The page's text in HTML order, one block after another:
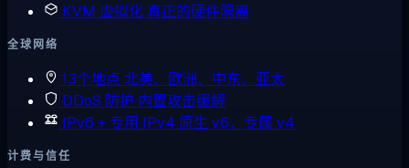
KVM 虚拟化 真正的硬件隔离
全球网络
13个地点 北美、欧洲、中东、亚太
DDoS 防护 内置攻击缓解
IPv6 + 专用 IPv4 原生 v6，专属 v4
计费与信任